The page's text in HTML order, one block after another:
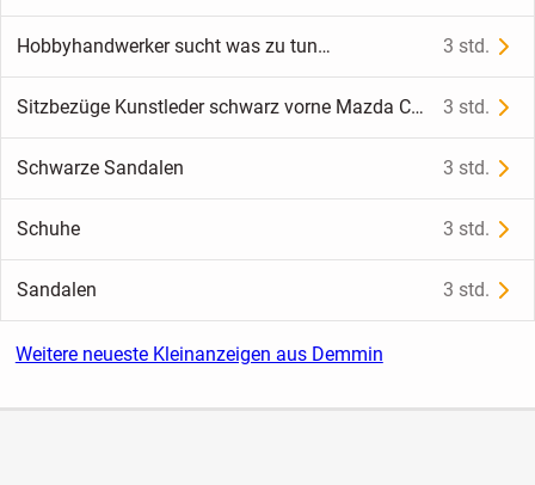
Hobbyhandwerker sucht was zu tun… 3 std.
Sitzbezüge Kunstleder schwarz vorne Mazda CX5 Bj. 2018 3 std.
Schwarze Sandalen 3 std.
Schuhe 3 std.
Sandalen 3 std.
Weitere neueste Kleinanzeigen aus Demmin